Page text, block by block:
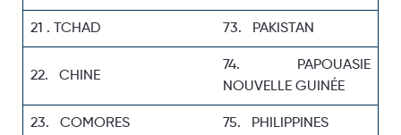
21 . TCHAD 73. PAKISTAN
22. CHINE
74. PAPOUASIE
NOUVELLE GUINÉE
23. COMORES 75. PHILIPPINES